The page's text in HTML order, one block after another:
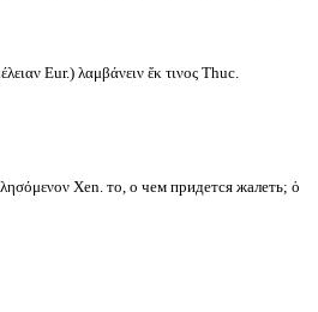
Eur.) λαμβάνειν ἔκ τινος Thuc.
Xen. то, о чем придется жалеть; ὁ